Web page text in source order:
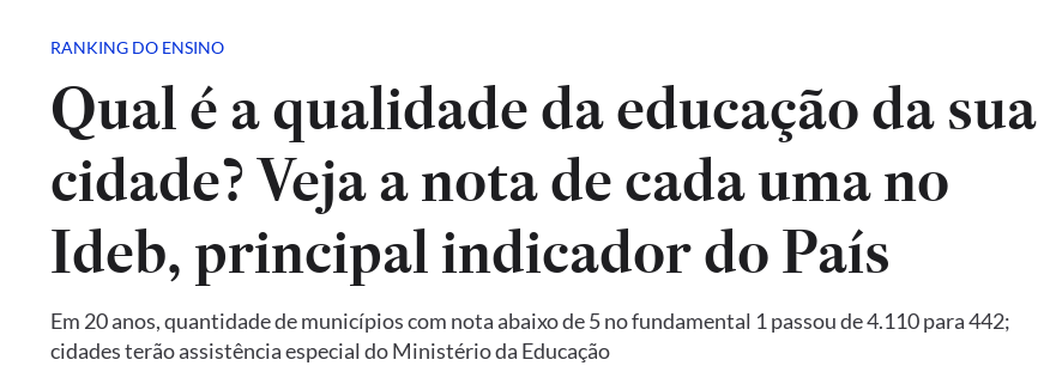
RANKING DO ENSINO
Qual é a qualidade da educação da sua
cidade? Veja a nota de cada uma no
Ideb, principal indicador do País
Em 20 anos, quantidade de municípios com nota abaixo de 5 no fundamental 1 passou de 4.110 para 442;
cidades terão assistência especial do Ministério da Educação